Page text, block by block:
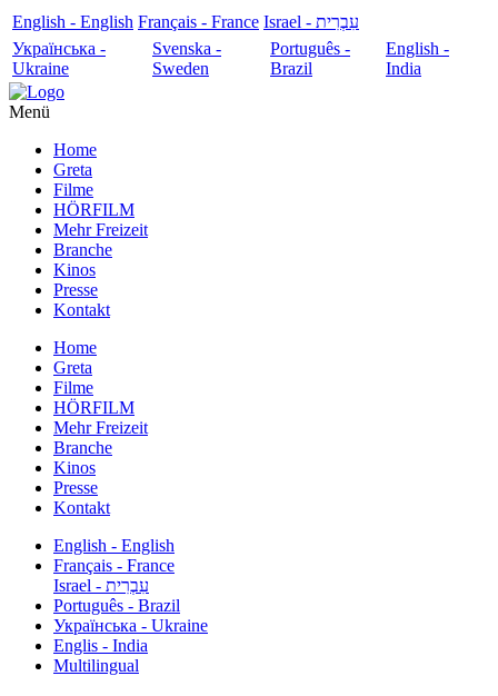
English - English Français - France
עִבְרִית - Israel
Українська -
Ukraine
Svenska -
Sweden
Português -
Brazil
English -
India
Menü
Home
Greta
Filme
HÖRFILM
Mehr Freizeit
Branche
Kinos
Presse
Kontakt
Home
Greta
Filme
HÖRFILM
Mehr Freizeit
Branche
Kinos
Presse
Kontakt
English - English
Français - France
עִבְרִית - Israel
Português - Brazil
Українська - Ukraine
Englis - India
Multilingual